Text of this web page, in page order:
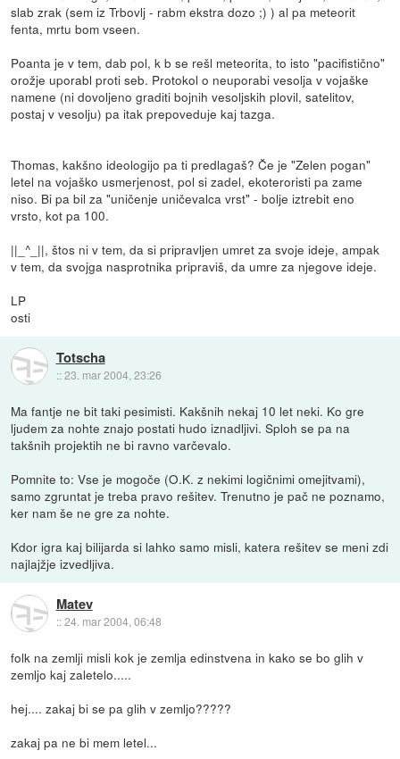
slab zrak (sem iz Trbovlj - rabm ekstra dozo ;) ) al pa meteorit
fenta, mrtu bom vseen.
Poanta je v tem, dab pol, k b se rešl meteorita, to isto "pacifistično"
orožje uporabl proti seb. Protokol o neuporabi vesolja v vojaške
namene (ni dovoljeno graditi bojnih vesoljskih plovil, satelitov,
postaj v vesolju) pa itak prepoveduje kaj tazga.
Thomas, kakšno ideologijo pa ti predlagaš? Če je "Zelen pogan"
letel na vojaško usmerjenost, pol si zadel, ekoteroristi pa zame
niso. Bi pa bil za "uničenje uničevalca vrst" - bolje iztrebit eno
vrsto, kot pa 100.
||_^_||, štos ni v tem, da si pripravljen umret za svoje ideje, ampak
v tem, da svojga nasprotnika pripraviš, da umre za njegove ideje.
LP
osti
Totscha
::23. mar 2004, 23:26
Ma fantje ne bit taki pesimisti. Kakšnih nekaj 10 let neki. Ko gre
ljudem za nohte znajo postati hudo iznadljivi. Sploh se pa na
takšnih projektih ne bi ravno varčevalo.
Pomnite to: Vse je mogoče (O.K. z nekimi logičnimi omejitvami),
samo zgruntat je treba pravo rešitev. Trenutno je pač ne poznamo,
ker nam še ne gre za nohte.
Kdor igra kaj bilijarda si lahko samo misli, katera rešitev se meni zdi
najlajžje izvedljiva.
Matev
::24. mar 2004, 06:48
folk na zemlji misli kok je zemlja edinstvena in kako se bo glih v
zemljo kaj zaletelo.....
hej.... zakaj bi se pa glih v zemljo?????
zakaj pa ne bi mem letel...